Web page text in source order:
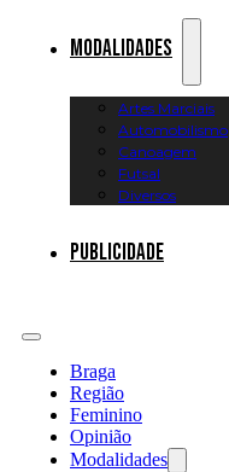
Modalidades
Artes Marciais
Automobilismo
Canoagem
Futsal
Diversos
Publicidade
Braga
Região
Feminino
Opinião
Modalidades